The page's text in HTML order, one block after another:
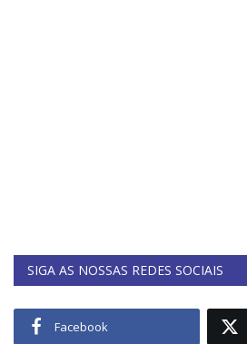
SIGA AS NOSSAS REDES SOCIAIS
Facebook